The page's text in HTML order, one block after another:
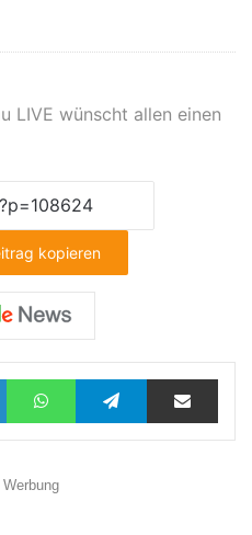
LIVE wünscht allen einen
kopieren
LinkedInWhatsAppTelegramTeilen via E-Mail